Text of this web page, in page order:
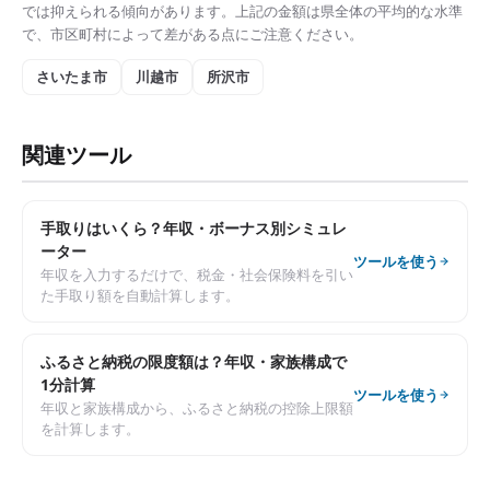
では抑えられる傾向があります。上記の金額は県全体の平均的な水準
で、市区町村によって差がある点にご注意ください。
さいたま市 川越市 所沢市
関連ツール
手取りはいくら？年収・ボーナス別シミュレ
ーター
年収を入力するだけで、税金・社会保険料を引い
た手取り額を自動計算します。
ツールを使う
ふるさと納税の限度額は？年収・家族構成で
1分計算
年収と家族構成から、ふるさと納税の控除上限額
を計算します。
ツールを使う